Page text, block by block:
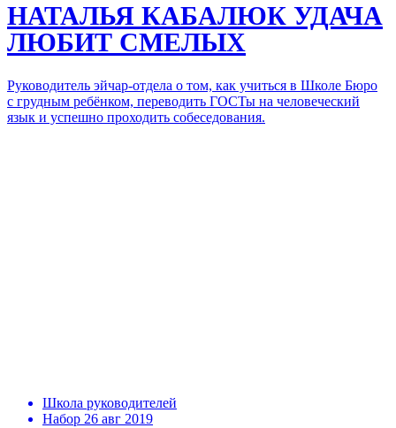
НАТАЛЬЯ КАБАЛЮК УДАЧА
ЛЮБИТ СМЕЛЫХ
Руководитель эйчар-отдела о том, как учиться в Школе Бюро
с грудным ребёнком, переводить ГОСТы на человеческий
язык и успешно проходить собеседования.
Школа руководителей
Набор 26 авг 2019